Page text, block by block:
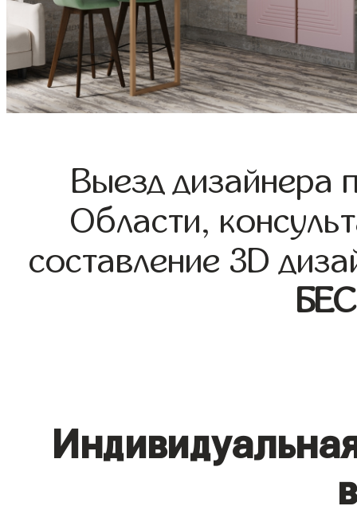
Выезд дизайнера
Области,
составление 3D